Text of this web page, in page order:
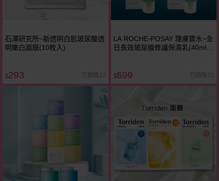
石澤研究所~新透明白肌玻尿酸透
明嫩白面膜(10枚入)
$293 已銷售12
LA ROCHE-POSAY 理膚寶水~全
日長效玻尿酸修護保濕乳(40ml)
$699 已銷售72